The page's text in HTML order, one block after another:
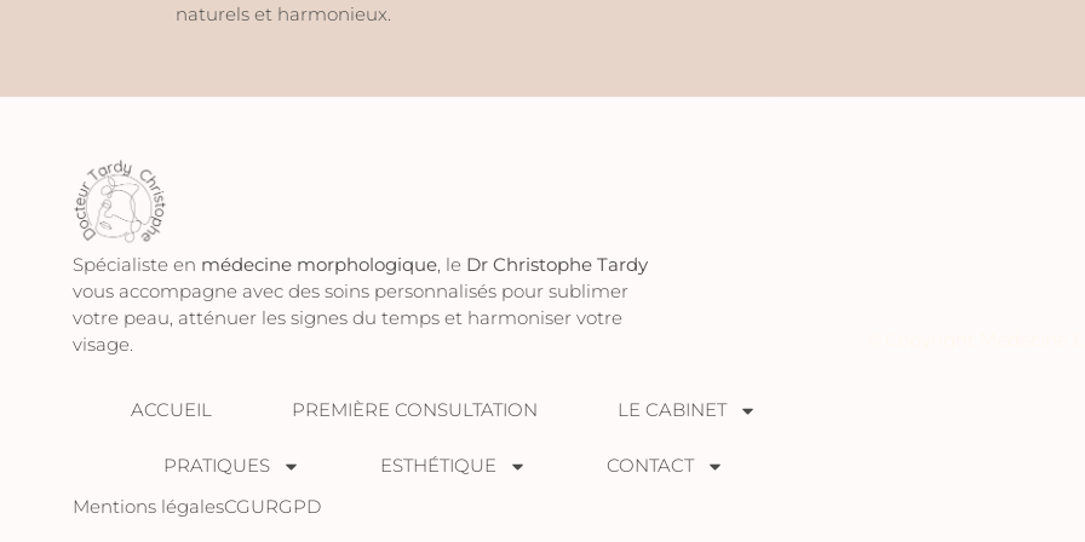
naturels et harmonieux.
Spécialiste en médecine morphologique, le Dr Christophe Tardy
vous accompagne avec des soins personnalisés pour sublimer
votre peau, atténuer les signes du temps et harmoniser votre
visage.
ACCUEIL PREMIÈRE CONSULTATION LE CABINET
PRATIQUES ESTHÉTIQUE
CONTACT
Mentions légalesCGURGPD